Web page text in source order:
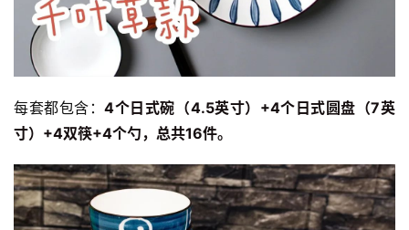
每套都包含：4个日式碗（4.5英寸）+4个日式圆盘（7英
寸）+4双筷+4个勺，总共16件。